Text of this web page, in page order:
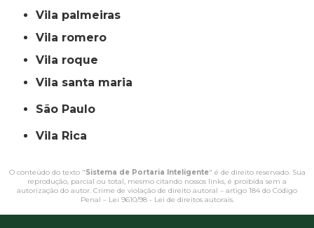
vila palmeiras
vila romero
vila roque
vila santa maria
São Paulo
Vila Rica
O conteúdo do texto "Sistema de Portaria Inteligente" é de direito reservado. Sua
reprodução, parcial ou total, mesmo citando nossos links, é proibida sem a
autorização do autor. Crime de violação de direito autoral – artigo 184 do Código
Penal – Lei 9610/98 - Lei de direitos autorais.